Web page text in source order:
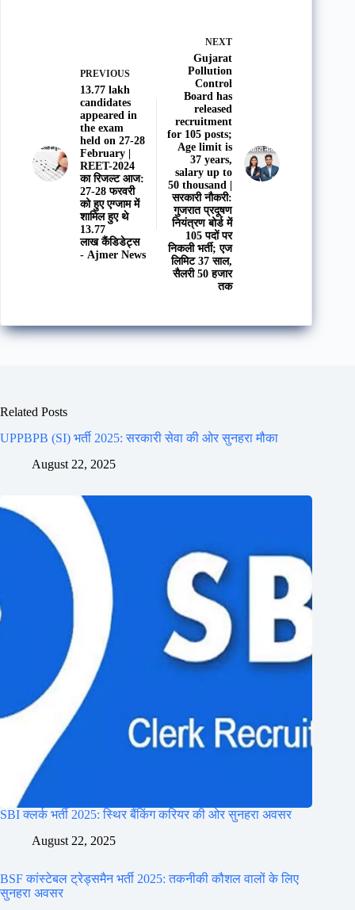
PREVIOUS
13.77 lakh
candidates
appeared in
the exam
held on 27-28
February |
REET-2024
का रिजल्ट आज:
27-28 फरवरी
को हुए एग्जाम में
शामिल हुए थे
13.77
लाख कैंडिडेट्स
- Ajmer News
NEXT
Gujarat
Pollution
Control
Board has
released
recruitment
for 105 posts;
Age limit is
37 years,
salary up to
50 thousand |
सरकारी नौकरी:
गुजरात प्रदूषण
नियंत्रण बोर्ड में
105 पदों पर
निकली भर्ती; एज
लिमिट 37 साल,
सैलरी 50 हजार
तक
Related Posts
UPPBPB (SI) भर्ती 2025: सरकारी सेवा की ओर सुनहरा मौका
August 22, 2025
SBI क्लर्क भर्ती 2025: स्थिर बैंकिंग करियर की ओर सुनहरा अवसर
August 22, 2025
BSF कांस्टेबल ट्रेड्समैन भर्ती 2025: तकनीकी कौशल वालों के लिए
सुनहरा अवसर